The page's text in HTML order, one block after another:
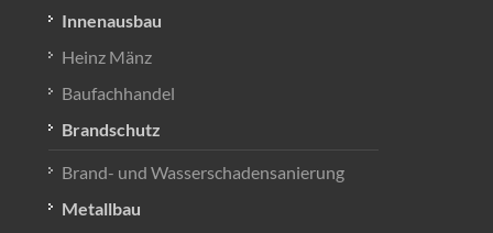
Innenausbau
Heinz Mänz
Baufachhandel
Brandschutz
Brand- und Wasserschadensanierung
Metallbau